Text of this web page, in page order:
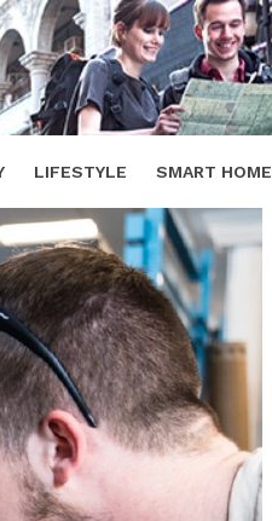
LIFESTYLE SMART HOME
SHARE TWEET